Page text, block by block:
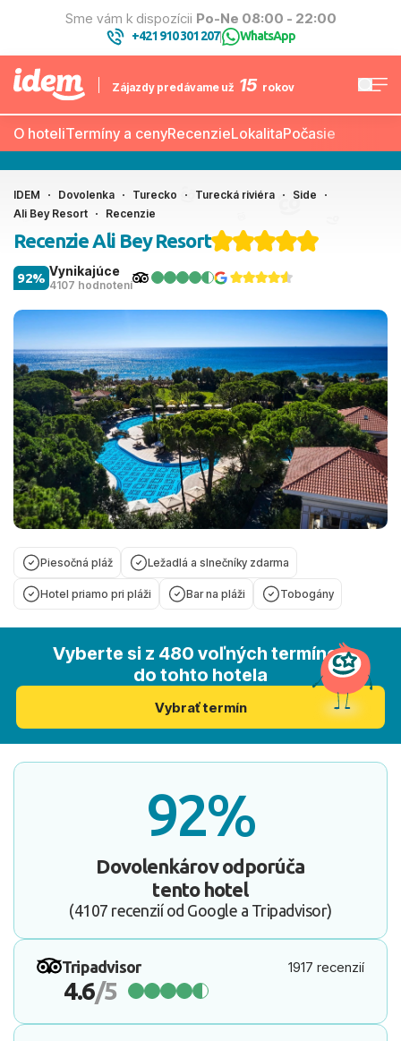
Sme vám k dispozícii Po-Ne 08:00 - 22:00
+421 910 301 207| WhatsApp
Zájazdy predávame už 15 rokov
O hoteliTermíny a cenyRecenzieLokalitaPočasie
IDEM Dovolenka Turecko Turecká riviéra
Side
Ali Bey Resort
Recenzie
Recenzie Ali Bey Resort
Vynikajúce
4107 hodnotení
92%
Piesočná pláž Ležadlá a slnečníky zdarma
Hotel priamo pri pláži Bar na pláži Tobogány
Vyberte si z 480 voľných termínov
do tohto hotela
Vybrať termín
92%
Dovolenkárov odporúča
tento hotel
(4107 recenzií od Google a Tripadvisor)
Tripadvisor 1917 recenzií
4.6/5